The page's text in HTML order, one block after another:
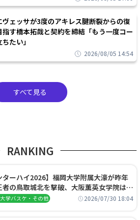
ヴェッサが3度のアキレス腱断裂からの復
指す橋本拓哉と契約を締結「もう一度コー
たい」
2026/08/05 14:54
すべて見る
RANKING
ターハイ2026】福岡大学附属大濠が昨年
者の鳥取城北を撃破、大阪薫英女学院は岐
に完勝、大会3日目試合結果
学バスケ・その他 2026/07/30 18:04